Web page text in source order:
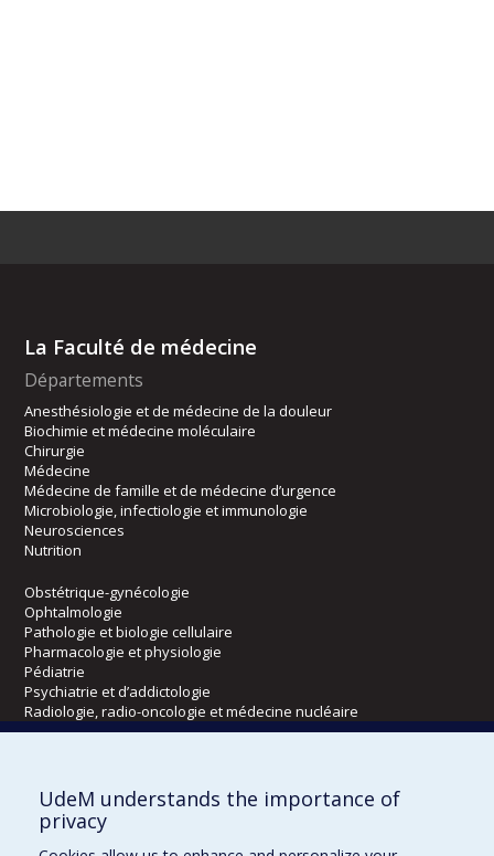
La Faculté de médecine
Départements
Anesthésiologie et de médecine de la douleur
Biochimie et médecine moléculaire
Chirurgie
Médecine
Médecine de famille et de médecine d’urgence
Microbiologie, infectiologie et immunologie
Neurosciences
Nutrition
Obstétrique-gynécologie
Ophtalmologie
Pathologie et biologie cellulaire
Pharmacologie et physiologie
Pédiatrie
Psychiatrie et d’addictologie
Radiologie, radio-oncologie et médecine nucléaire
Écoles
Kinésiologie et des sciences de l’activité physique
Orthophonie et audiologie
UdeM understands the importance of
privacy